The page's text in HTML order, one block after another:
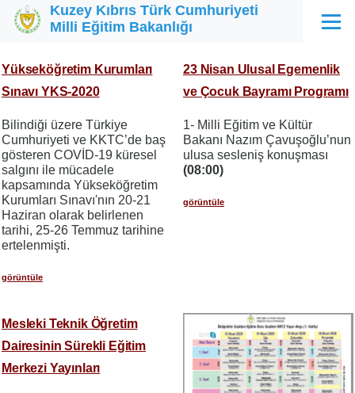
Ana içeriğe atla
Kuzey Kıbrıs Türk Cumhuriyeti
Milli Eğitim Bakanlığı
Menü
Yükseköğretim Kurumları
Sınavı YKS-2020
Bilindiği üzere Türkiye
Cumhuriyeti ve KKTC’de baş
gösteren COVİD-19 küresel
salgını ile mücadele
kapsamında Yükseköğretim
Kurumları Sınavı'nın 20-21
Haziran olarak belirlenen
tarihi, 25-26 Temmuz tarihine
ertelenmişti.
görüntüle
23 Nisan Ulusal Egemenlik
ve Çocuk Bayramı Programı
1- Milli Eğitim ve Kültür
Bakanı Nazım Çavuşoğlu’nun
ulusa sesleniş konuşması
(08:00)
görüntüle
Mesleki Teknik Öğretim
Dairesinin Sürekli Eğitim
Merkezi Yayınları